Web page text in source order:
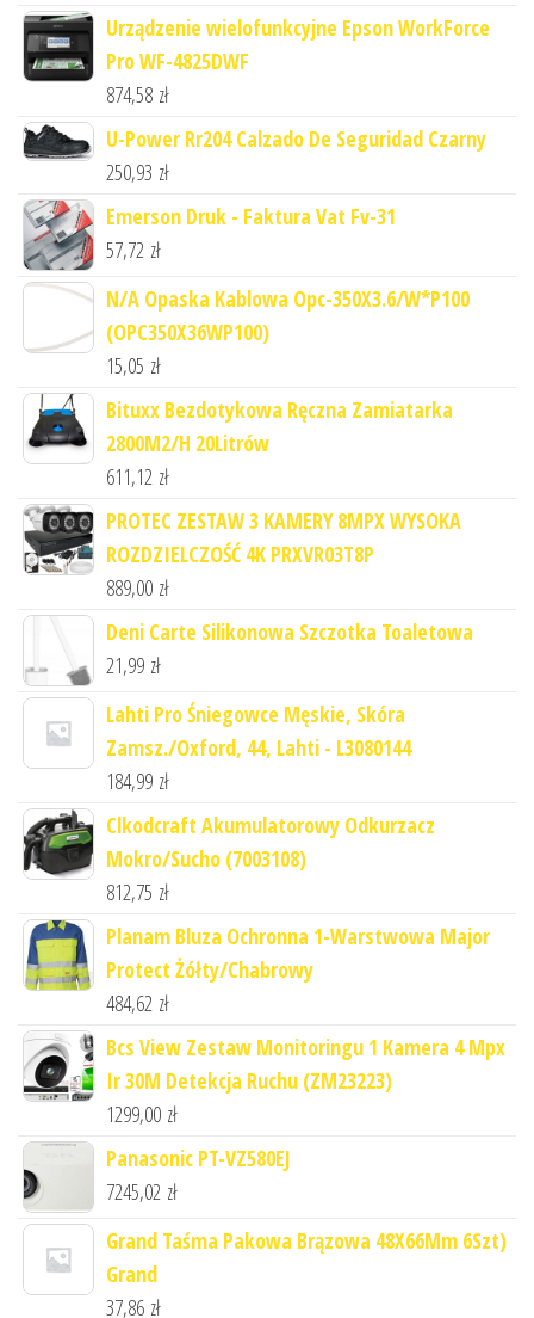
Urządzenie wielofunkcyjne Epson WorkForce
Pro WF-4825DWF
874,58 zł
U-Power Rr204 Calzado De Seguridad Czarny
250,93 zł
Emerson Druk - Faktura Vat Fv-31
57,72 zł
N/A Opaska Kablowa Opc-350X3.6/W*P100
(OPC350X36WP100)
15,05 zł
Bituxx Bezdotykowa Ręczna Zamiatarka
2800M2/H 20Litrów
611,12 zł
PROTEC ZESTAW 3 KAMERY 8MPX WYSOKA
ROZDZIELCZOŚĆ 4K PRXVR03T8P
889,00 zł
Deni Carte Silikonowa Szczotka Toaletowa
21,99 zł
Lahti Pro Śniegowce Męskie, Skóra
Zamsz./Oxford, 44, Lahti - L3080144
184,99 zł
Clkodcraft Akumulatorowy Odkurzacz
Mokro/Sucho (7003108)
812,75 zł
Planam Bluza Ochronna 1-Warstwowa Major
Protect Żółty/Chabrowy
484,62 zł
Bcs View Zestaw Monitoringu 1 Kamera 4 Mpx
Ir 30M Detekcja Ruchu (ZM23223)
1299,00 zł
Panasonic PT-VZ580EJ
7245,02 zł
Grand Taśma Pakowa Brązowa 48X66Mm 6Szt)
Grand
37,86 zł